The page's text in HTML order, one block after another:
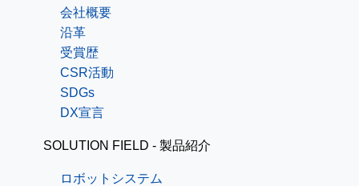
会社概要
沿革
受賞歴
CSR活動
SDGs
DX宣言
SOLUTION FIELD - 製品紹介
ロボットシステム